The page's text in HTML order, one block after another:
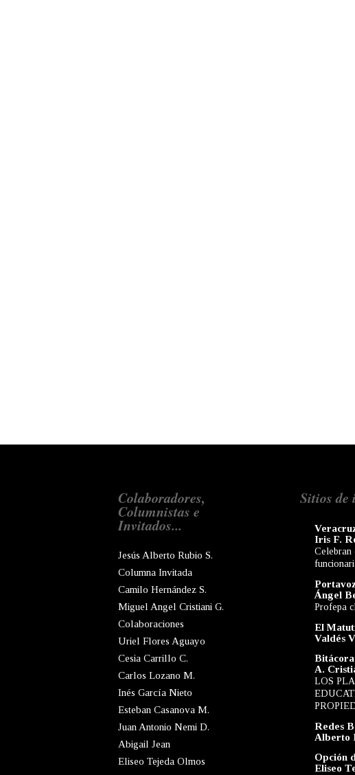
Colaboradores,
Columnistas e
Invitados...
Jesús Alberto Rubio S.
Columna Invitada
Camilo Hernández S.
Miguel Angel Cristiani G.
Colaboraciones
Uriel Flores Aguayo
Cesia Carrillo C.
Carlos Lozano M.
Inés García Nieto
Esteban Casanova M.
Juan Antonio Nemi D.
Abigail Jean
Eliseo Tejeda Olmos
Sitios de
Iris F.
Celebran
Ángel
Profepa
El
Valdés
A.
LOS
Redes
Alberto
Opción
Eliseo